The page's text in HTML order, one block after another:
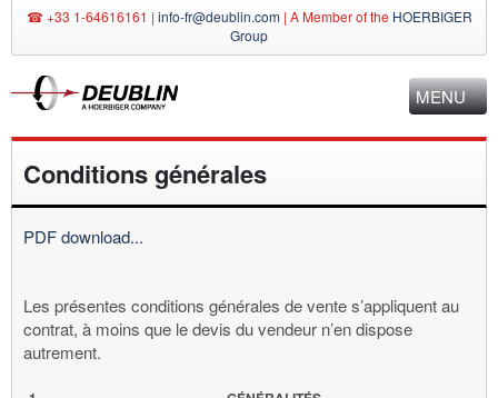
☎ +33 1-64616161 | info-fr@deublin.com | A Member of the HOERBIGER
Group
MENU
Conditions générales
PDF download...
Les présentes conditions générales de vente s’appliquent au
contrat, à moins que le devis du vendeur n’en dispose
autrement.